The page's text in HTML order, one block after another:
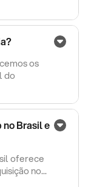
os
do
Brasil e
oferece
no...